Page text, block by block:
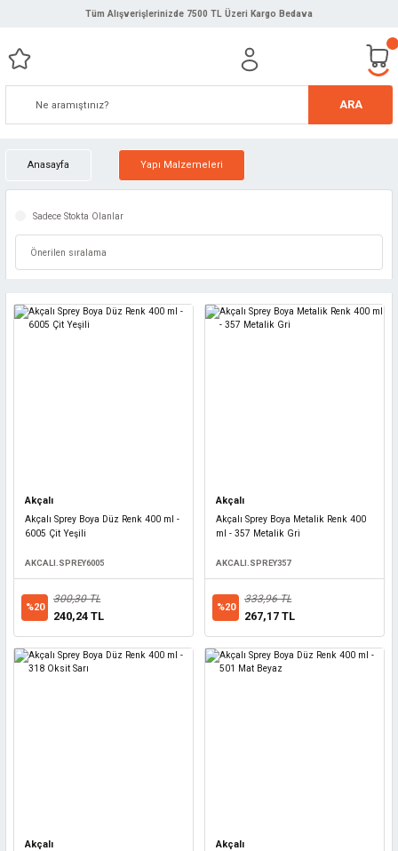
Tüm Alışverişlerinizde 7500 TL Üzeri Kargo Bedava
ARA
Anasayfa Yapı Malzemeleri
Sadece Stokta Olanlar
Akçalı
Akçalı Sprey Boya Düz Renk 400 ml -
6005 Çit Yeşili
AKCALI.SPREY6005
%20
300,30 TL
240,24 TL
Akçalı
Akçalı Sprey Boya Metalik Renk 400
ml - 357 Metalik Gri
AKCALI.SPREY357
%20
333,96 TL
267,17 TL
Akçalı Akçalı